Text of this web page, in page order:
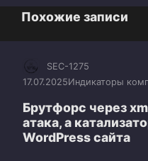
Похожие записи
SEC-1275
17.07.2025Индикаторы
Брутфорс через
атака, а
WordPress сайта